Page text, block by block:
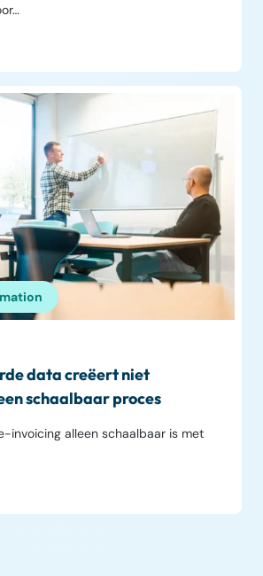
data creëert niet
schaalbaar proces
invoicing alleen schaalbaar is met